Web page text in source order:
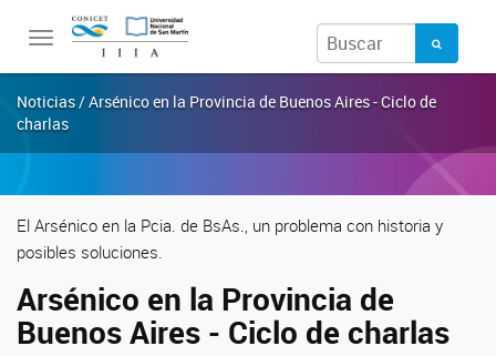
Toggle
navigation
Noticias / Arsénico en la Provincia de Buenos Aires - Ciclo de
charlas
El Arsénico en la Pcia. de BsAs., un problema con historia y
posibles soluciones.
Arsénico en la Provincia de
Buenos Aires - Ciclo de charlas